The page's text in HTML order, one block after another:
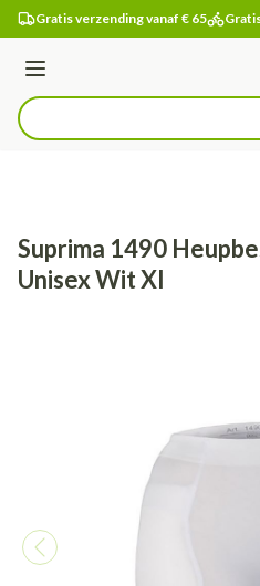
Ga naar de inhoud
Gratis verzending vanaf € 65
Menu
Product, merk, categorie...
Suprima 1490
Unisex Wit Xl